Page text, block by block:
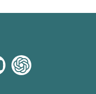
en hoe op te lossen. Ik
als antwoord mijn
te annuleren en dan